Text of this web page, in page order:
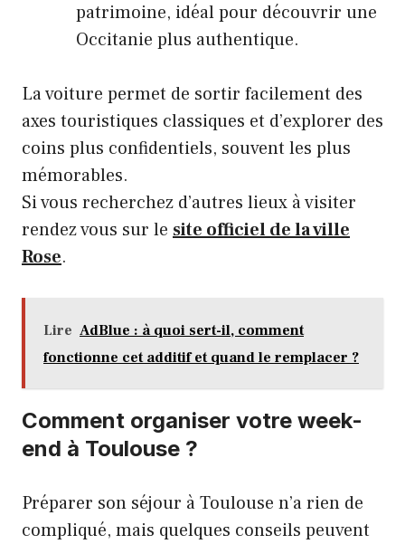
patrimoine, idéal pour découvrir une
Occitanie plus authentique.
La voiture permet de sortir facilement des
axes touristiques classiques et d’explorer des
coins plus confidentiels, souvent les plus
mémorables.
Si vous recherchez d’autres lieux à visiter
rendez vous sur le site officiel de la ville
Rose.
Lire AdBlue : à quoi sert-il, comment
fonctionne cet additif et quand le remplacer ?
Comment organiser votre week-
end à Toulouse ?
Préparer son séjour à Toulouse n’a rien de
compliqué, mais quelques conseils peuvent